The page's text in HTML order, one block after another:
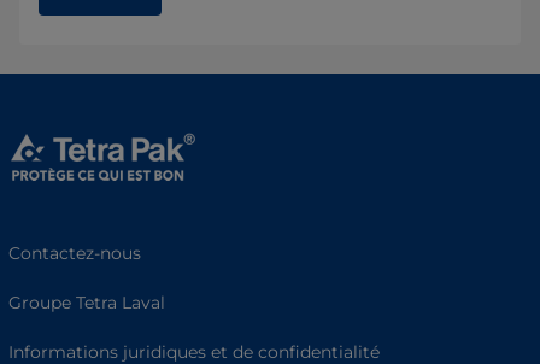
Contactez-nous
Groupe Tetra Laval
Informations juridiques et de confidentialité